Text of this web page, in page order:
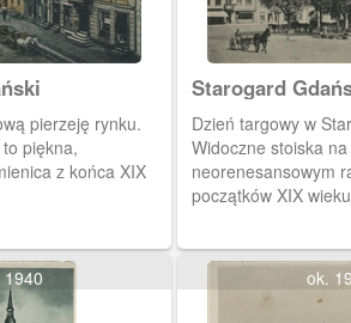
pierzeję rynku.
piękna,
z końca XIX
Starogard
Dzień targowy w
Widoczne stoiska
neorenesansowym
początków XIX
ok.